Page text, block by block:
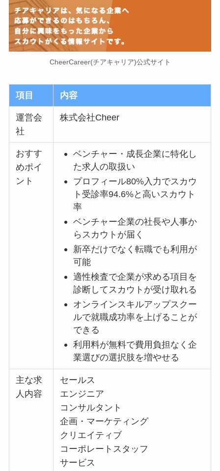
CheerCareer(チアキャリア)公式サイト
項目 内容
運営会
社
株式会社Cheer
おすす
めポイ
ント
ベンチャー・成長企業に特化し
た求人の取扱い
プロフィール80%入力でスカウ
ト受診率94.6%と高いスカウト
率
ベンチャー企業の社長や人事か
らスカウトが届く
新卒だけでなく転職でも利用が
可能
適性検査で企業が求める項目を
診断してスカウトが受け取れる
オンラインスキルアップスクー
ルで就職成功率を上げることが
できる
利用料が無料で費用負担なく企
業選びの選択肢を増やせる
主な求
人内容
セールス
エンジニア
コンサルタント
企画・マーケティング
クリエイティブ
コーポレートスタッフ
サービス